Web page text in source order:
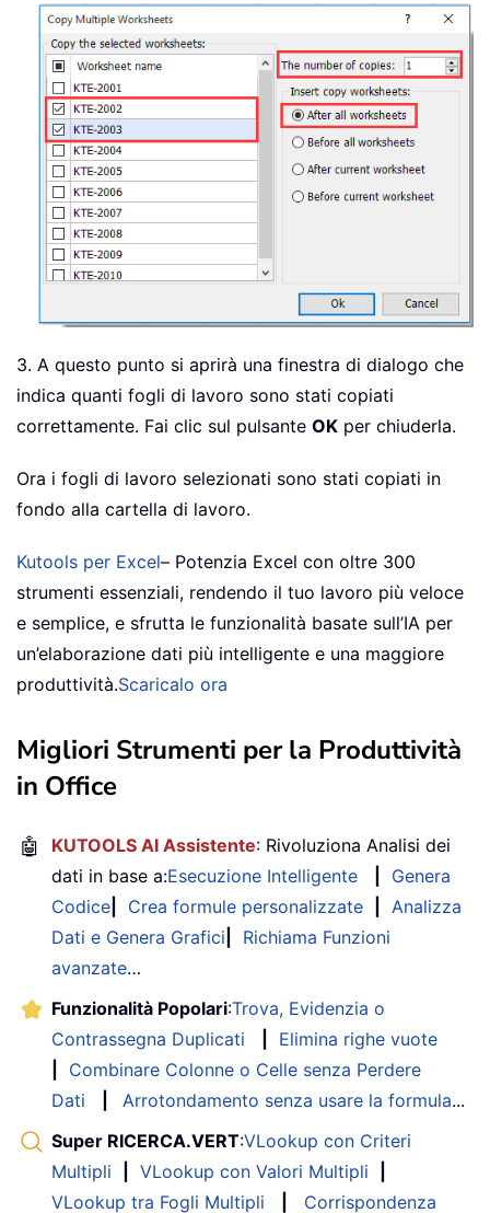
3. A questo punto si aprirà una finestra di dialogo che
indica quanti fogli di lavoro sono stati copiati
correttamente. Fai clic sul pulsante OK per chiuderla.
Ora i fogli di lavoro selezionati sono stati copiati in
fondo alla cartella di lavoro.
Kutools per Excel– Potenzia Excel con oltre 300
strumenti essenziali, rendendo il tuo lavoro più veloce
e semplice, e sfrutta le funzionalità basate sull’IA per
un’elaborazione dati più intelligente e una maggiore
produttività.Scaricalo ora
Migliori Strumenti per la Produttività
in Office
🤖 KUTOOLS AI Assistente: Rivoluziona Analisi dei
dati in base a:Esecuzione Intelligente
Genera
Codice
Crea formule personalizzate
Analizza
Dati e Genera Grafici
Richiama Funzioni
avanzate…
Funzionalità Popolari:Trova, Evidenzia o
Contrassegna Duplicati
Elimina righe vuote
Combinare Colonne o Celle senza Perdere
Dati
Arrotondamento senza usare la formula...
Super RICERCA.VERT:VLookup con Criteri
Multipli
VLookup con Valori Multipli
VLookup tra Fogli Multipli
Corrispondenza